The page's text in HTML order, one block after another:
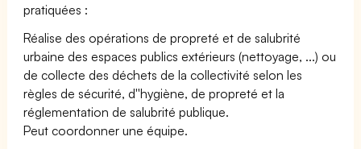
pratiquées :
Réalise des opérations de propreté et de salubrité
urbaine des espaces publics extérieurs (nettoyage, ...) ou
de collecte des déchets de la collectivité selon les
règles de sécurité, d''hygiène, de propreté et la
réglementation de salubrité publique.
Peut coordonner une équipe.